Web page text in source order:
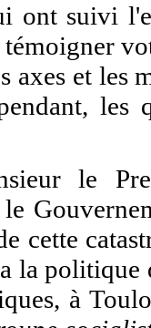
ont suivi
axes et les
les
le
cette
la politique
à